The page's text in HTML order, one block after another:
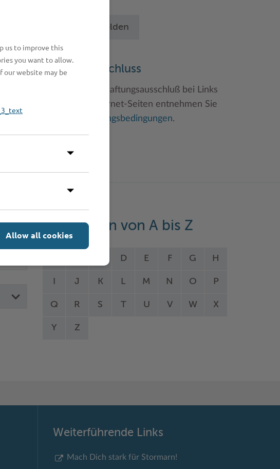
Betrieb anmelden
Haftungsauschluss
Hinweise zum Haftungsausschluß bei Links
zu anderen Internet-Seiten entnehmen Sie
Nutzungsbedingungen.
Leistungen von A bis Z
D E F G H
J K L M N O P
Q R S T U V W X
Y Z
Weiterführende Links
Mach Dich stark für Stormarn!
us to improve this
you want to allow.
our website may be
Allow all cookies